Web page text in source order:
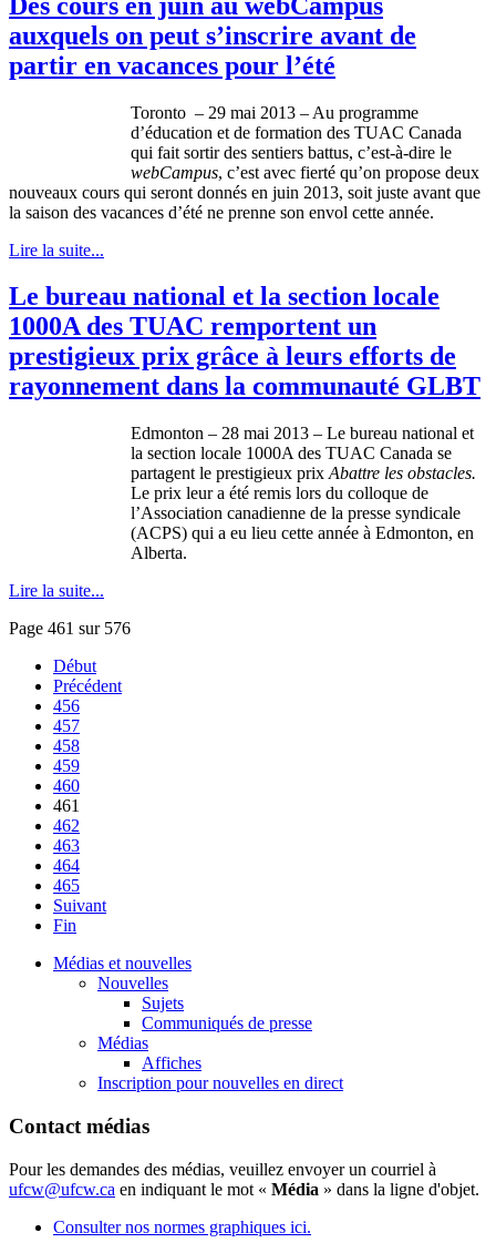
auxquels on peut s’inscrire avant de
partir en vacances pour l’été
Toronto – 29 mai 2013 – Au programme
d’éducation et de formation des TUAC Canada
qui fait sortirdes sentiers battus, c’est-à-dire le
webCampus, c’est avec fierté qu’on propose deux
nouveaux cours qui seront donnés en juin 2013, soit juste avant que
la saison des vacances d’été ne prenne son envol cette année.
Lire la suite...
Le bureau national et la section locale
1000A des TUAC remportent un
prestigieux prix grâce à leurs efforts de
rayonnement dans la communauté GLBT
Edmonton – 28 mai 2013 – Le bureau national et
la section locale 1000A des TUAC Canada se
partagent le prestigieux prix Abattre les obstacles.
Le prix leura été remis lors du colloque de
l’Association canadienne de la presse syndicale
(ACPS) qui a eu lieu cette année à Edmonton, en
Alberta.
Lire la suite...
Page 461 sur 576
Début
Précédent
456
457
458
459
460
461
462
463
464
465
Suivant
Fin
Médias et nouvelles
Nouvelles
Sujets
Communiqués de presse
Médias
Affiches
Inscription pour nouvelles en direct
Contact médias
Pour les demandes des médias, veuillez envoyer un courriel à
ufcw@ufcw.ca en indiquant le mot « Média » dans la ligne d'objet.
Consulter nos normes graphiques ici.